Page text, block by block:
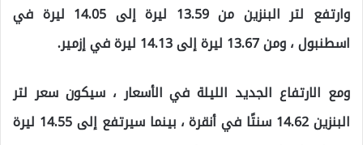
وارتفع لتر البنزين من 13.59 ليرة إلى 14.05 ليرة في
اسطنبول ، ومن 13.67 ليرة إلى 14.13 ليرة في إزمير.
ومع الارتفاع الجديد الليلة في الأسعار ، سيكون سعر لتر
البنزين 14.62 سنتًا في أنقرة ، بينما سيرتفع إلى 14.55 ليرة